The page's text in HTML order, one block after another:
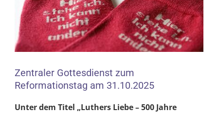
Zentraler Gottesdienst zum
Reformationstag am 31.10.2025
Unter dem Titel „Luthers Liebe – 500 Jahre